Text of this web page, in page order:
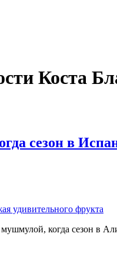
Коста
сезон в
когда сезон в